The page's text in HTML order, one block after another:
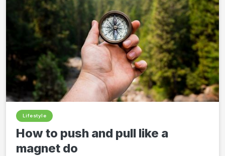
Lifestyle
How to push and pull like a
magnet do